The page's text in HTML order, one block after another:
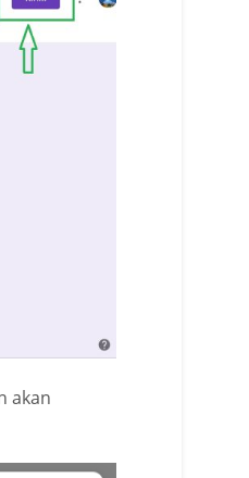
akan